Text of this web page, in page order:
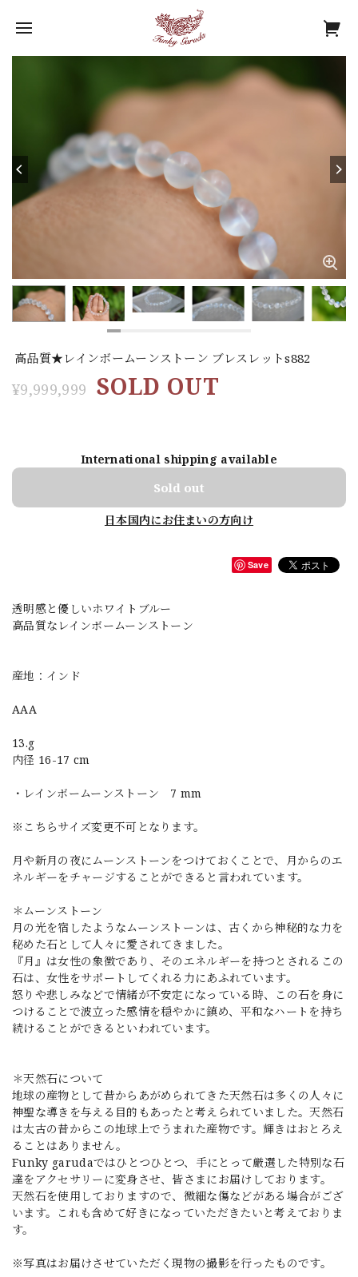
高品質★レインボームーンストーン ブレスレットs882
¥9,999,999 SOLD OUT
International shipping available
Sold out
日本国内にお住まいの方向け
Save
透明感と優しいホワイトブルー
高品質なレインボームーンストーン
産地：インド
AAA
13.g
内径 16-17 cm
・レインボームーンストーン 7 mm
※こちらサイズ変更不可となります。
月や新月の夜にムーンストーンをつけておくことで、月からのエ
ネルギーをチャージすることができると言われています。
＊ムーンストーン
月の光を宿したようなムーンストーンは、古くから神秘的な力を
秘めた石として人々に愛されてきました。
『月』は女性の象徴であり、そのエネルギーを持つとされるこの
石は、女性をサポートしてくれる力にあふれています。
怒りや悲しみなどで情緒が不安定になっている時、この石を身に
つけることで波立った感情を穏やかに鎮め、平和なハートを持ち
続けることができるといわれています。
＊天然石について
地球の産物として昔からあがめられてきた天然石は多くの人々に
神聖な導きを与える目的もあったと考えられていました。天然石
は太古の昔からこの地球上でうまれた産物です。輝きはおとろえ
ることはありません。
Funky garudaではひとつひとつ、手にとって厳選した特別な石
達をアクセサリーに変身させ、皆さまにお届けしております。
天然石を使用しておりますので、微細な傷などがある場合がござ
います。これも含めて好きになっていただきたいと考えておりま
す。
※写真はお届けさせていただく現物の撮影を行ったものです。